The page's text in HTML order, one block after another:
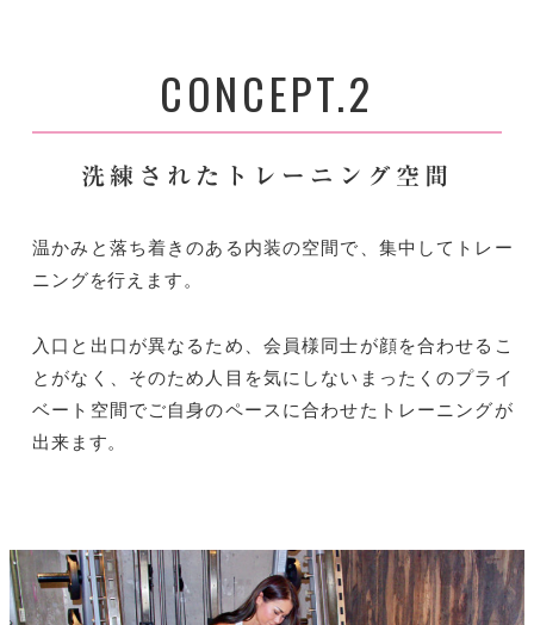
CONCEPT.2
洗練されたトレーニング空間
温かみと落ち着きのある内装の空間で、集中してトレー
ニングを行えます。
入口と出口が異なるため、会員様同士が顔を合わせるこ
とがなく、そのため人目を気にしないまったくのプライ
ベート空間でご自身のペースに合わせたトレーニングが
出来ます。